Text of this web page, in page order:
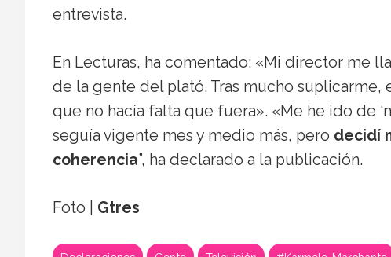
entrevista.
En Lecturas, ha comentado: «Mi director me
de la gente del plató. Tras mucho
que no hacía falta que fuera». «Me he ido de
seguía vigente mes y medio más, pero decidí
coherencia”, ha declarado a la publicación.
Foto | Gtres